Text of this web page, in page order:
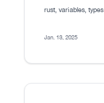
rust, variables, types
Jan. 13, 2025